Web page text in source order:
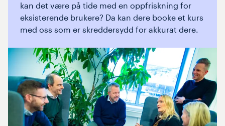
kan det være på tide med en oppfriskning for
eksisterende brukere? Da kan dere booke et kurs
med oss som er skreddersydd for akkurat dere.